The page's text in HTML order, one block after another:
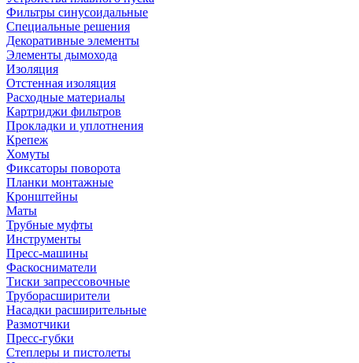
Фильтры синусоидальные
Специальные решения
Декоративные элементы
Элементы дымохода
Изоляция
Отстенная изоляция
Расходные материалы
Картриджи фильтров
Прокладки и уплотнения
Крепеж
Хомуты
Фиксаторы поворота
Планки монтажные
Кронштейны
Маты
Трубные муфты
Инструменты
Пресс-машины
Фаскосниматели
Тиски запрессовочные
Труборасширители
Насадки расширительные
Размотчики
Пресс-губки
Степлеры и пистолеты